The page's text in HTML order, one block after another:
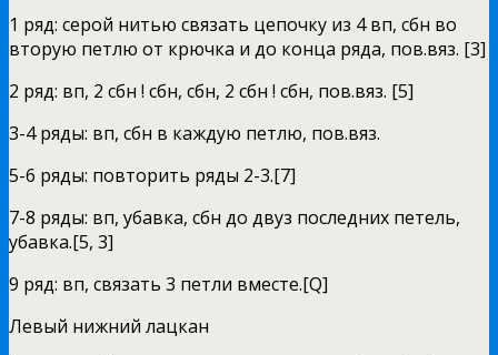
1 ряд: серой нитью связать цепочку из 4 вп, сбн во
вторую петлю от крючка и до конца ряда, пов.вяз. [3]
2 ряд: вп, 2 сбн ! сбн, сбн, 2 сбн ! сбн, пов.вяз. [5]
3-4 ряды: вп, сбн в каждую петлю, пов.вяз.
5-6 ряды: повторить ряды 2-3.[7]
7-8 ряды: вп, убавка, сбн до двуз последних петель,
убавка.[5, 3]
9 ряд: вп, связать 3 петли вместе.[Q]
Левый нижний лацкан